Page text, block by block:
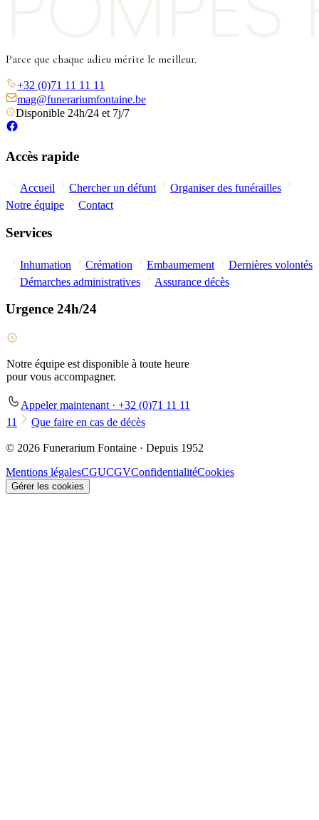
Parce que chaque adieu mérite le meilleur.
+32 (0)71 11 11 11
mag@funerariumfontaine.be
Disponible 24h/24 et 7j/7
Accès rapide
Accueil Chercher un défunt
Organiser des funérailles
Notre équipe
Contact
Services
Inhumation Crémation Embaumement
Dernières volontés
Démarches administratives
Assurance décès
Urgence 24h/24
Notre équipe est disponible à toute heure
pour vous accompagner.
Appeler maintenant · +32 (0)71 11 11
11
Que faire en cas de décès
© 2026 Funerarium Fontaine · Depuis 1952
Mentions légalesCGUCGVConfidentialitéCookies
Gérer les cookies